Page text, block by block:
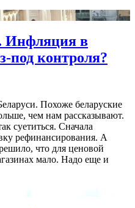
Инфляция в
под контроля?
Похоже беларуские
чем нам рассказывают.
суетиться. Сначала
рефинансирования. А
что для ценовой
мало. Надо еще и